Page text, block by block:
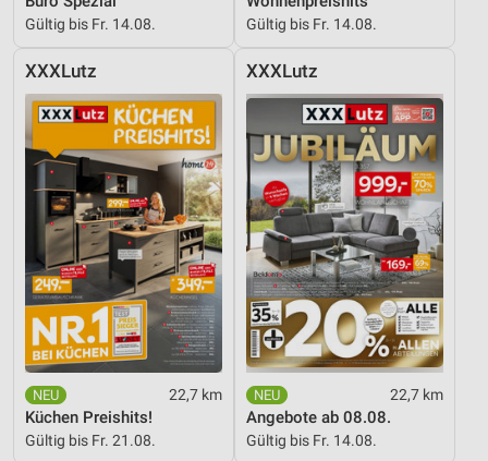
Gültig bis Fr. 14.08. Gültig bis Fr. 14.08.
XXXLutz
22,7 km
Küchen Preishits!
Gültig bis Fr. 21.08.
XXXLutz
22,7 km
Angebote ab 08.08.
Gültig bis Fr. 14.08.
Speichern von oder Zugriff auf Informationen
auf einem Endgerät
Verwendung reduzierter Daten zur Auswahl von
Erstellung von Profilen für personalisierte
Werbung
Verwendung von Profilen zur Auswahl
personalisierter Werbung
Erstellung von Profilen zur Personalisierung
von Inhalten
Verwendung von Profilen zur Auswahl
personalisierter Inhalte
Messung der Werbeleistung
Messung der Performance von Inhalten